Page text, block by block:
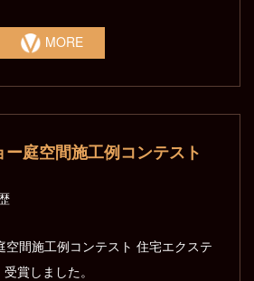
MORE
庭空間施工例コンテスト
空間施工例コンテスト 住宅エクステ
賞しました。